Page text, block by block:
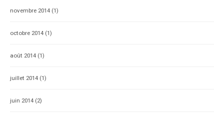
novembre 2014 (1)
octobre 2014 (1)
août 2014 (1)
juillet 2014 (1)
juin 2014 (2)